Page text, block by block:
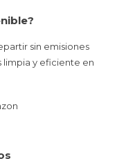
sin emisiones
limpia y eficiente en